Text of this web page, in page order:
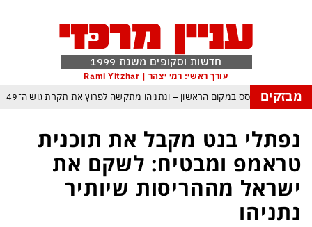
חדשות וסקופים משנת 1999
עורך ראשי: רמי יצהר | Rami Yitzhar
מבזקים
– איזנקוט מתבסס במקום הראשון – ונתניהו מתקשה לפרוץ את תקרת גוש ה־49
עומאן לגבי תפעול משותף של מצר הורמוז – אם טראמפ יאשר המלחמה תסתיים
מי היה מאמין שבאר שבע תנצח את הכוכב האדום?
ומיירטים להגנה – טראמפ נשאר רק עם ציוצי האיום המגוחכים שלא מזיזים לטהרן
כמדיניות: כך הפכה ההוצאה להורג לכלי ההרתעה המרכזי של המשטר האיראני
נפתלי בנט מקבל את תוכנית
טראמפ ומבטיח: לשקם את
ישראל מההריסות שיותיר
נתניהו